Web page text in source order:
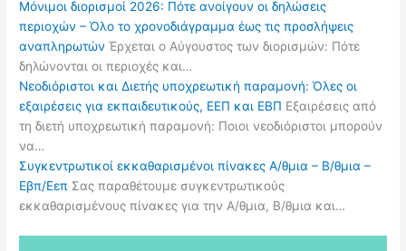
Μόνιμοι διορισμοί 2026: Πότε ανοίγουν οι δηλώσεις
περιοχών – Όλο το χρονοδιάγραμμα έως τις προσλήψεις
αναπληρωτών Έρχεται ο Αύγουστος των διορισμών: Πότε
δηλώνονται οι περιοχές και…
Νεοδιόριστοι και Διετής υποχρεωτική παραμονή: Όλες οι
εξαιρέσεις για εκπαιδευτικούς, ΕΕΠ και ΕΒΠ Εξαιρέσεις από
τη διετή υποχρεωτική παραμονή: Ποιοι νεοδιόριστοι μπορούν
να…
Συγκεντρωτικοί εκκαθαρισμένοι πίνακες Α/θμια – Β/θμια –
Εβπ/Εεπ Σας παραθέτουμε συγκεντρωτικούς
εκκαθαρισμένους πίνακες για την Α/θμια, Β/θμια και…